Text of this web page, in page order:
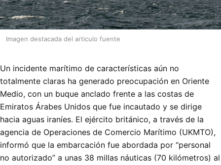
Imagen destacada del articulo fuente
Un incidente marítimo de características aún no
totalmente claras ha generado preocupación en Oriente
Medio, con un buque anclado frente a las costas de
Emiratos Árabes Unidos que fue incautado y se dirige
hacia aguas iraníes. El ejército británico, a través de la
agencia de Operaciones de Comercio Marítimo (UKMTO),
informó que la embarcación fue abordada por “personal
no autorizado” a unas 38 millas náuticas (70 kilómetros) al